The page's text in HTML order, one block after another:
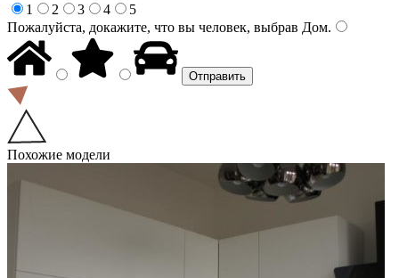
1
2 3 4
5
Пожалуйста, докажите, что вы человек, выбрав Дом.
Похожие модели